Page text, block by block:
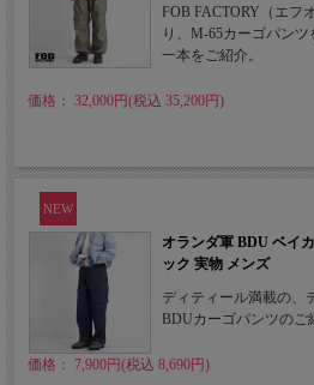
FOB FACTORY（エフ
り、M-65カーゴパン
一本をご紹介。
価格： 32,000円(税込 35,200円)
NEW
オランダ軍 BDU ベイ
ック 実物 メンズ
ディティール満載の、
BDUカーゴパンツのご
価格： 7,900円(税込 8,690円)